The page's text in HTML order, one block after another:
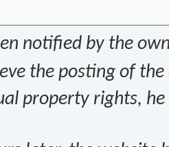
notified by the
the posting of
property rights,